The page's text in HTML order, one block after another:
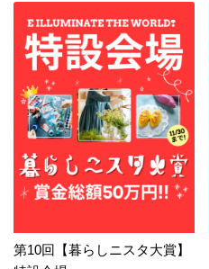
第10回【暮らしニスタ大賞】